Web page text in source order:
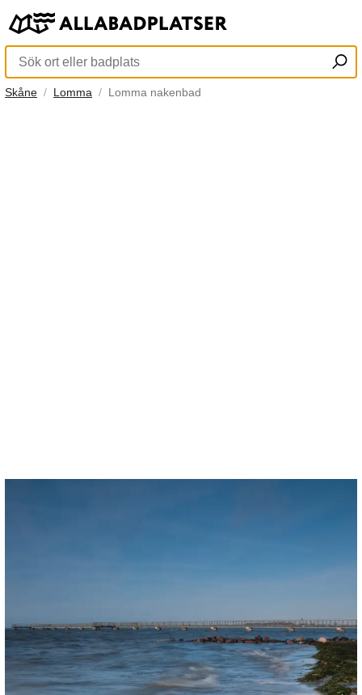
Skåne Lomma Lomma nakenbad